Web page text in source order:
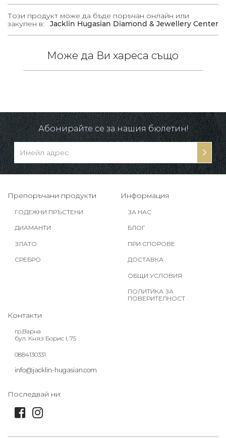
Този продукт може да бъде поръчан онлайн или
закупен в:
Jacklin Hugasian Diamond & Jewellery Center
Може да Ви хареса също
Абонирайте се за нашия бюлетин!
Препоръчани продукти
ГОДЕЖНИ ПРЪСТЕНИ
ДИАМАНТИ
ЗЛАТО
СРЕБРО
Информация
ЗА НАС
БЛОГ
ПРИ СПОРОВЕ
ДОСТАВКА
ОБЩИ УСЛОВИЯ
ПОЛИТИКА ЗА
ПОВЕРИТЕЛНОСТ
Контакти
гр.Варна
бул. Княз Борис I, 75
0884130331
info@jacklin-hugasian.com
Последвай ни: